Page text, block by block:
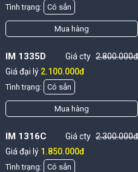
Tình trạng: Có sẳn
Mua hàng
IM 1335D Giá cty 2.800.000đ
Giá đại lý 2.100.000đ
Tình trạng: Có sẳn
Mua hàng
IM 1316C Giá cty 2.300.000đ
Giá đại lý 1.850.000đ
Tình trạng: Có sẳn